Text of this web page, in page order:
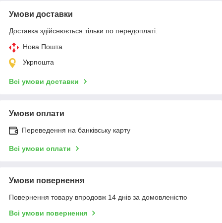
Умови доставки
Доставка здійснюється тільки по передоплаті.
Нова Пошта
Укрпошта
Всі умови доставки
Умови оплати
Переведення на банківську карту
Всі умови оплати
Умови повернення
Повернення товару впродовж 14 днів за домовленістю
Всі умови повернення